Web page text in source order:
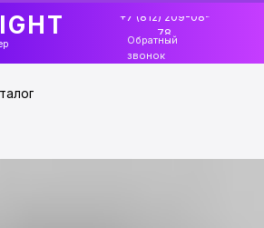
+7 (812) 209-08-
78
Обратный
звонок